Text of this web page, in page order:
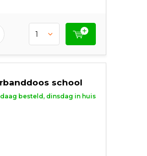
school
besteld, dinsdag in huis